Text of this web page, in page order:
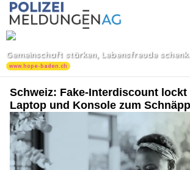
Schweiz: Fake-Interdiscount lockt
Laptop und Konsole zum